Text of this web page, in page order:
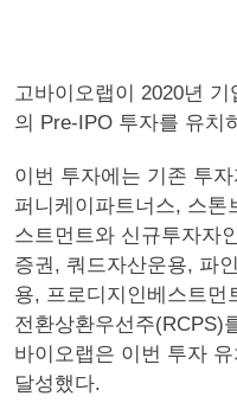
고바이오랩이 2020년
의 Pre-IPO 투자를 유치
이번 투자에는 기존 투
퍼니케이파트너스, 스톤
스트먼트와 신규투자자
증권, 쿼드자산운용, 파
용, 프로디지인베스트먼
전환상환우선주(RCPS)
바이오랩은 이번 투자
달성했다.